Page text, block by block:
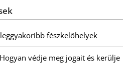
fészkelőhelyek
védje meg jogait és kerülje